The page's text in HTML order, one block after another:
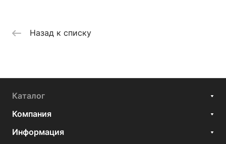
Назад к списку
Каталог
Компания
Информация